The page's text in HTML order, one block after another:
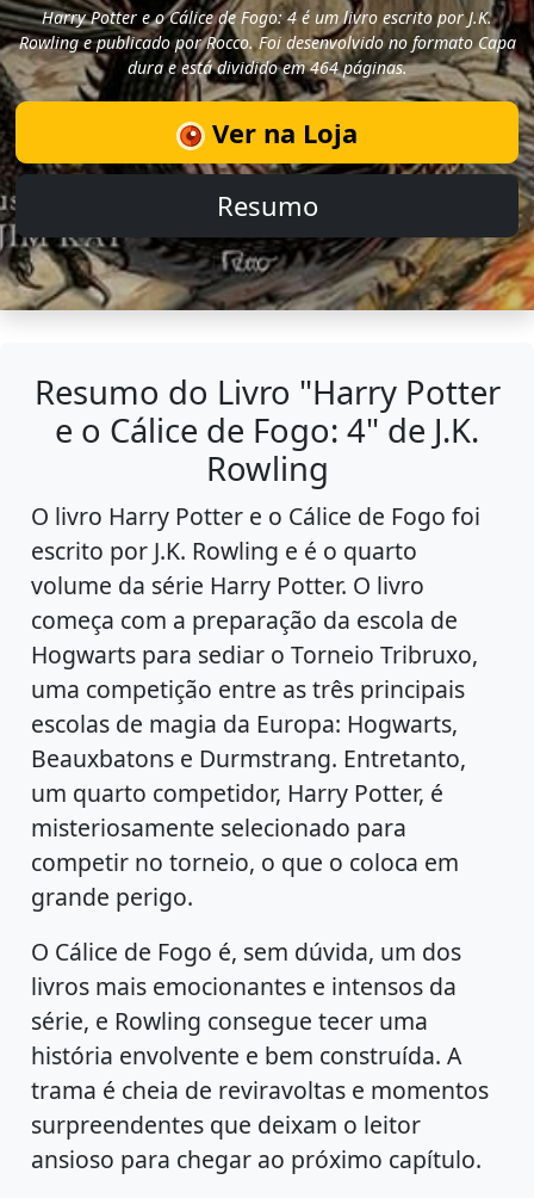
Harry Potter e o Cálice de Fogo: 4 é um livro escrito por J.K.
Rowling e publicado por Rocco. Foi desenvolvido no formato Capa
dura e está dividido em 464 páginas.
Ver na Loja
Resumo
Resumo do Livro "Harry Potter
e o Cálice de Fogo: 4" de J.K.
Rowling
O livro Harry Potter e o Cálice de Fogo foi
escrito por J.K. Rowling e é o quarto
volume da série Harry Potter. O livro
começa com a preparação da escola de
Hogwarts para sediar o Torneio Tribruxo,
uma competição entre as três principais
escolas de magia da Europa: Hogwarts,
Beauxbatons e Durmstrang. Entretanto,
um quarto competidor, Harry Potter, é
misteriosamente selecionado para
competir no torneio, o que o coloca em
grande perigo.
O Cálice de Fogo é, sem dúvida, um dos
livros mais emocionantes e intensos da
série, e Rowling consegue tecer uma
história envolvente e bem construída. A
trama é cheia de reviravoltas e momentos
surpreendentes que deixam o leitor
ansioso para chegar ao próximo capítulo.